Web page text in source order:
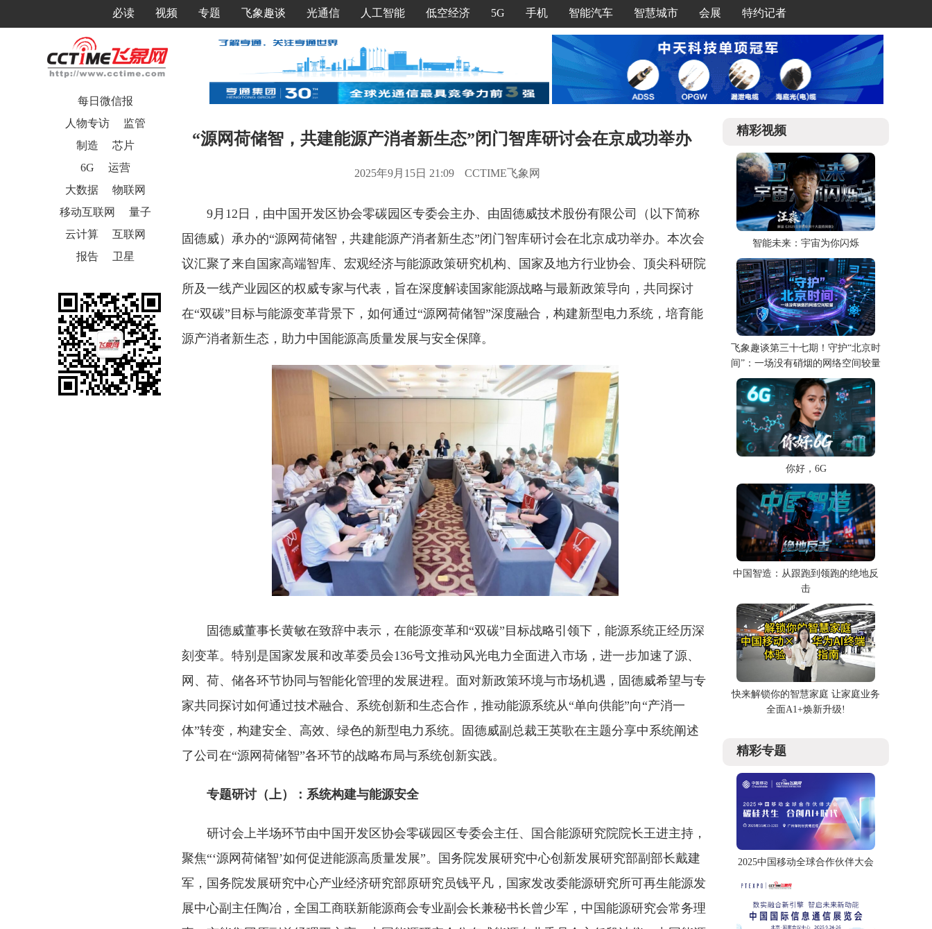
必读 视频 专题 飞象趣谈 光通信 人工智能 低空经济 5G 手机 智能汽车 智慧城市 会展 特约记者
每日微信报
人物专访
监管
制造
芯片
6G
运营
大数据
物联网
移动互联网
量子
云计算
互联网
报告
卫星
“源网荷储智，共建能源产消者新生态”闭门智库研讨会在京成功举办
2025年9月15日 21:09 CCTIME飞象网
9月12日，由中国开发区协会零碳园区专委会主办、由固德威技术股份有限公司（以下简称
固德威）承办的“源网荷储智，共建能源产消者新生态”闭门智库研讨会在北京成功举办。本次会
议汇聚了来自国家高端智库、宏观经济与能源政策研究机构、国家及地方行业协会、顶尖科研院
所及一线产业园区的权威专家与代表，旨在深度解读国家能源战略与最新政策导向，共同探讨
在“双碳”目标与能源变革背景下，如何通过“源网荷储智”深度融合，构建新型电力系统，培育能
源产消者新生态，助力中国能源高质量发展与安全保障。
固德威董事长黄敏在致辞中表示，在能源变革和“双碳”目标战略引领下，能源系统正经历深
刻变革。特别是国家发展和改革委员会136号文推动风光电力全面进入市场，进一步加速了源、
网、荷、储各环节协同与智能化管理的发展进程。面对新政策环境与市场机遇，固德威希望与专
家共同探讨如何通过技术融合、系统创新和生态合作，推动能源系统从“单向供能”向“产消一
体”转变，构建安全、高效、绿色的新型电力系统。固德威副总裁王英歌在主题分享中系统阐述
了公司在“源网荷储智”各环节的战略布局与系统创新实践。
专题研讨（上）：系统构建与能源安全
研讨会上半场环节由中国开发区协会零碳园区专委会主任、国合能源研究院院长王进主持，
聚焦“‘源网荷储智’如何促进能源高质量发展”。国务院发展研究中心创新发展研究部副部长戴建
军，国务院发展研究中心产业经济研究部原研究员钱平凡，国家发改委能源研究所可再生能源发
展中心副主任陶冶，全国工商联新能源商会专业副会长兼秘书长曾少军，中国能源研究会常务理
精彩视频
智能未来：宇宙为你闪烁
飞象趣谈第三十七期！守护“北京时
间”：一场没有硝烟的网络空间较量
你好，6G
中国智造：从跟跑到领跑的绝地反
击
快来解锁你的智慧家庭 让家庭业务
全面A1+焕新升级!
精彩专题
2025中国移动全球合作伙伴大会